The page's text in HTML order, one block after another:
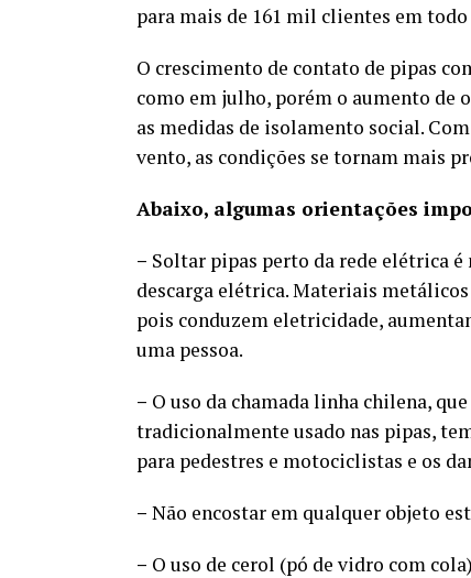
para mais de 161 mil clientes em todo
O crescimento de contato de pipas
como em julho, porém o aumento de
as medidas de isolamento social.
vento, as condições se tornam mais
Abaixo, algumas orientações
– Soltar pipas perto da rede elétrica
descarga elétrica. Materiais
pois conduzem eletricidade,
uma pessoa.
– O uso da chamada linha chilena,
tradicionalmente usado nas pipas,
para pedestres e motociclistas e os
– Não encostar em qualquer objeto
– O uso de cerol (pó de vidro com